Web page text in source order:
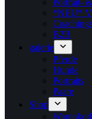
Portrait-
*NEU*
Coachings
B2B
galerie
Pferde
Hunde
Portraits
Paare
Shop